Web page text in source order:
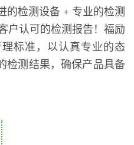
的检测设备 + 专业的检测
户认可的检测报告！福励
标准，以认真专业的态
检测结果，确保产品具备